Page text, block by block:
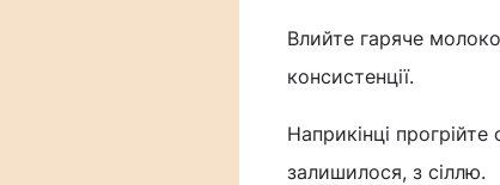
Влийте гаряче
консистенції.
Наприкінці
залишилося, з сіллю.